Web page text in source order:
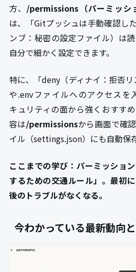
方、 /permissions（パーミッシ
は、「Gitプッシュは手動確認し
ンブ：秘密の設定ファイル）は
自分で細かく設定できます。
特に、「deny（ディナイ：拒否
や.envファイルへのアクセスを
キュリティの面から強くおすす
容は/permissionsから画面で確
イル（settings.json）にも自動保
ここまでの学び：パーミッショ
するための交通ルール」。最初
後のトラブルがなくなる。
今わかっている最新動向